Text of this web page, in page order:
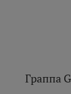
Граппа